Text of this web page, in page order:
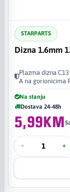
STARPARTS
Dizna 1.6mm
Plazma dizna
A na gorionicima
Na stanju
Dostava 24-48h
5,99KM
- +